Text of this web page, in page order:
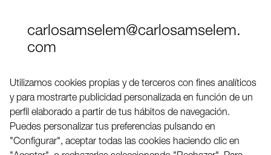
carlosamselem@carlosamselem.
com
Twitter
LinkedIN
Utilizamos cookies propias y de terceros con fines analíticos
y para mostrarte publicidad personalizada en función de un
perfil elaborado a partir de tus hábitos de navegación.
Puedes personalizar tus preferencias pulsando en
"Configurar", aceptar todas las cookies haciendo clic en